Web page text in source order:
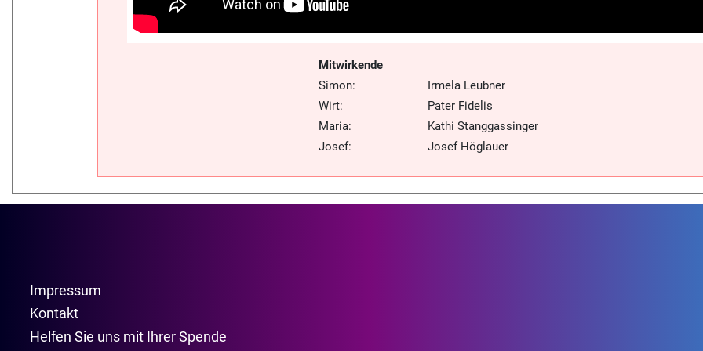
Mitwirkende
Simon:
Irmela Leubner
Wirt:
Pater Fidelis
Maria:
Kathi Stanggassinger
Josef:
Josef Höglauer
Impressum
Kontakt
Helfen Sie uns mit Ihrer Spende